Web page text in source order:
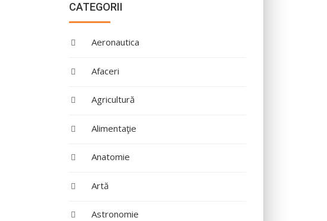
CATEGORII
Aeronautica
Afaceri
Agricultură
Alimentaţie
Anatomie
Artă
Astronomie